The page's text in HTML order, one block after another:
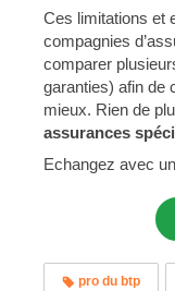
Ces limitations et
compagnies
comparer
garanties) afin de
mieux. Rien de
assurances
Echangez avec
pro du btp